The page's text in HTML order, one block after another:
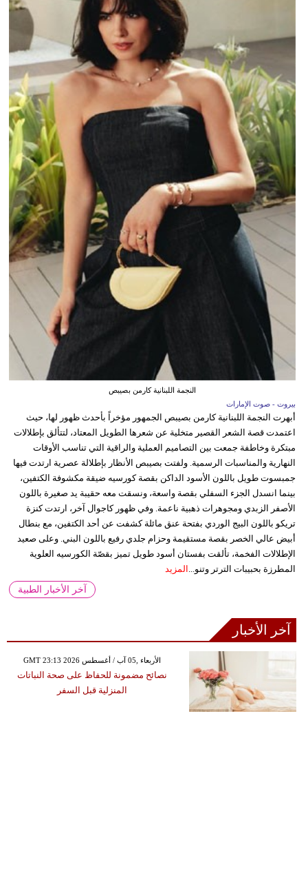
النجمة اللبنانية كارمن بصيبص
بيروت - صوت الإمارات
أبهرت النجمة اللبنانية كارمن بصيبص الجمهور مؤخراً بأحدث ظهور لها، حيث
اعتمدت قصة الشعر القصير متخلية عن شعرها الطويل المعتاد، لتتألق بإطلالات
مبتكرة وخاطفة جمعت بين التصاميم العملية والراقية التي تناسب الأوقات
النهارية والمناسبات الرسمية. ولفتت بصيبص الأنظار بإطلالة عصرية ارتدت فيها
جمبسوت طويل باللون الأسود الداكن بقصة كورسيه ضيقة مكشوفة الكتفين،
بينما انسدل الجزء السفلي بقصة واسعة، ونسقت معه حقيبة يد صغيرة باللون
الأصفر الزبدي ومجوهرات ذهبية ناعمة. وفي ظهور كاجوال آخر، ارتدت كنزة
تريكو باللون البيج الوردي بفتحة عنق مائلة كشفت عن أحد الكتفين، مع بنطال
أبيض عالي الخصر بقصة مستقيمة وحزام جلدي رفيع باللون البني. وعلى صعيد
الإطلالات الفخمة، تألقت بفستان أسود طويل تميز بقصّة الكورسيه العلوية
المطرزة بحبيبات الترتر وتنو... المزيد
آخر الأخبار الطبية
آخر الأخبار
GMT 23:13 2026 الأربعاء ,05 آب / أغسطس
نصائح مضمونة للحفاظ على صحة النباتات
المنزلية قبل السفر